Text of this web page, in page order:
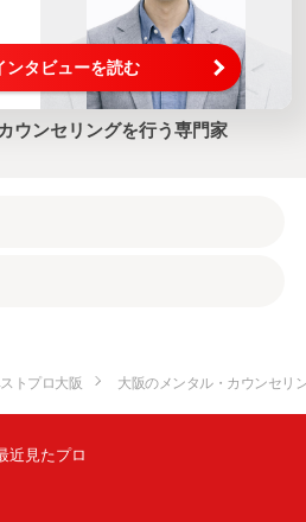
ンタビューを読む
ウンセリングを行う専門家
トプロ大阪 大阪のメンタル・カウンセリ
近見たプロ